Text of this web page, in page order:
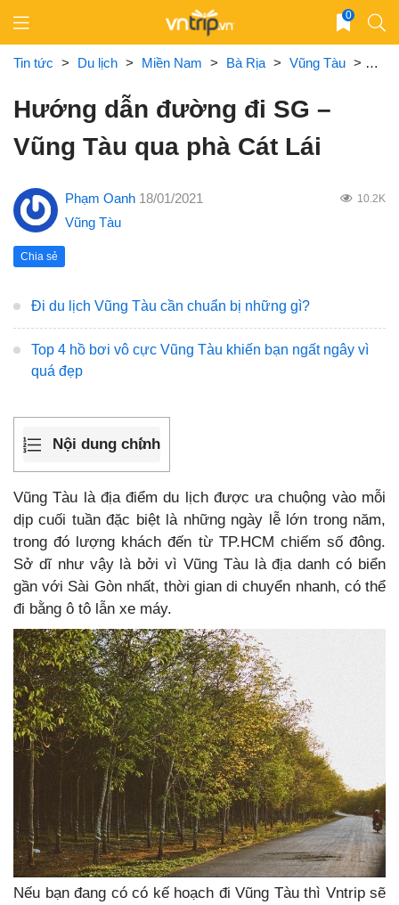
content
0
Tin tức > Du lịch > Miền Nam > Bà Rịa > Vũng Tàu >
Hướng dẫn đường đi SG –
Vũng Tàu qua phà Cát Lái
Phạm Oanh 18/01/2021 10.2K
Vũng Tàu
Chia sẻ
Đi du lịch Vũng Tàu cần chuẩn bị những gì?
Top 4 hồ bơi vô cực Vũng Tàu khiến bạn ngất ngây vì
quá đẹp
Nội dung chính
Vũng Tàu là địa điểm du lịch được ưa chuộng vào mỗi
dịp cuối tuần đặc biệt là những ngày lễ lớn trong năm,
trong đó lượng khách đến từ TP.HCM chiếm số đông.
Sở dĩ như vậy là bởi vì Vũng Tàu là địa danh có biển
gần với Sài Gòn nhất, thời gian di chuyển nhanh, có thể
đi bằng ô tô lẫn xe máy.
Nếu bạn đang có có kế hoạch đi Vũng Tàu thì Vntrip sẽ